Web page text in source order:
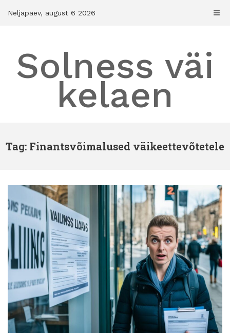
Neljapäev, august 6 2026
Solness väi
kelaen
Tag: Finantsvõimalused väikeettevõtetele